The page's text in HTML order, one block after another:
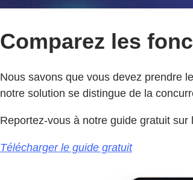
Comparez les
Nous savons que vous devez prendre
notre solution se distingue de la
Reportez-vous à notre guide gratuit sur
Télécharger le guide gratuit